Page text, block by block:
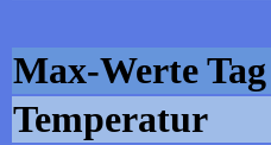
Max-Werte Tag
Temperatur